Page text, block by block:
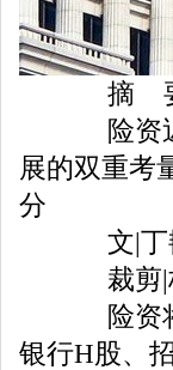
摘 要
险资近
展的双重考
分
文|丁
裁剪|
险资将
银行H股、